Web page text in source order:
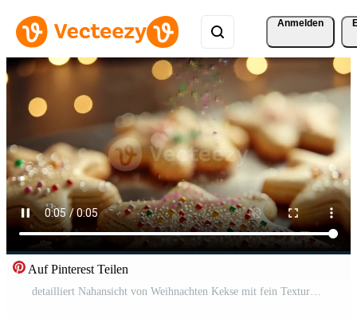
Anmelden
Auf Pinterest Teilen
detailliert Nahansicht von Weihnachten Kekse mit fein Texturen von Glasur, Sträusel, und Zucker Kristalle, hervorgehoben durch glänzend Glasur und Sanft Hintergrund verwischen. Weihnachten Kekse Kostenloses Video